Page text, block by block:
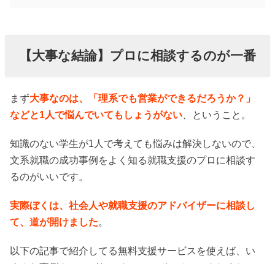
【大事な結論】プロに相談するのが一番
まず大事なのは、「理系でも営業ができるだろうか？」
などと1人で悩んでいてもしょうがない 、ということ。
知識のない学生が1人で考えても悩みは解決しないので、
文系就職の成功事例をよく知る就職支援のプロに相談す
るのがいいです。
実際ぼくは、社会人や就職支援のアドバイザーに相談し
て、道が開けました。
以下の記事で紹介してる無料支援サービスを使えば、い